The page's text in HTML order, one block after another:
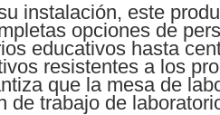
instalación, este
opciones de
educativos hasta
resistentes a los
que la mesa de
trabajo de